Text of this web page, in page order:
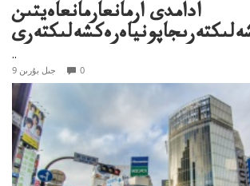
ادامدى ارمانعارمانعاەيتىن
..
9 جىل بۇرىن 0